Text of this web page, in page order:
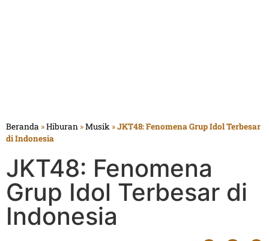
Beranda »Hiburan »Musik »JKT48: Fenomena Grup Idol Terbesar
di Indonesia
JKT48: Fenomena
Grup Idol Terbesar di
Indonesia